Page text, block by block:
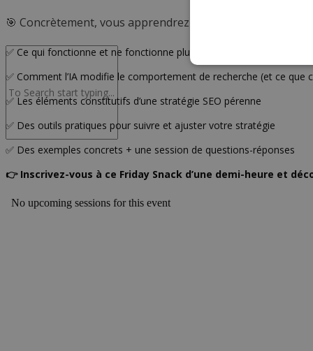
🎯 Concrètement, vous apprendrez en une demi-heure :
✅ Ce qui fonctionne et ne fonctionne plus aujourd’hui en matière
✅ Comment l’IA modifie le comportement de recherche (et ce que
✅ Les éléments constitutifs d’une stratégie SEO pérenne
✅ Des outils pratiques pour suivre et ajuster votre stratégie
✅ Des exemples concrets + une session de questions-réponses
👉 Inscrivez-vous à ce Friday Snack d’une demi-heure et